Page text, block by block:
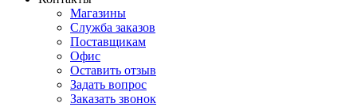
Магазины
Служба заказов
Поставщикам
Офис
Оставить отзыв
Задать вопрос
Заказать звонок